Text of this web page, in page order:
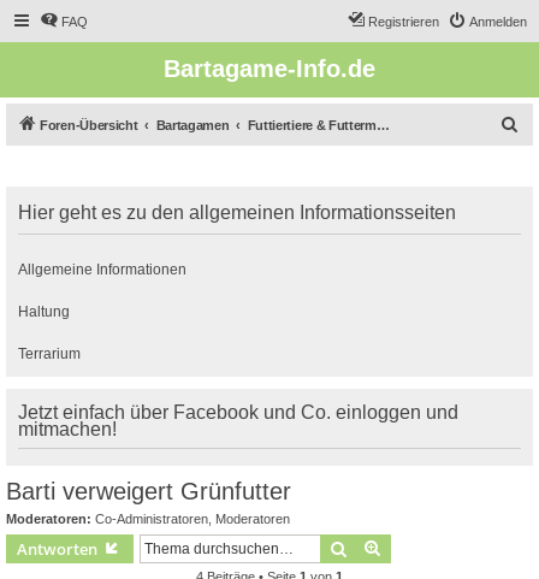
FAQ Anmelden
Registrieren
Bartagame-Info.de
Foren-Übersicht Bartagamen Futtiertiere & Futtermittel - Richtig Füttern
e
Hier geht es zu den allgemeinen Informationsseiten
Allgemeine Informationen
Haltung
Terrarium
Jetzt einfach über Facebook und Co. einloggen und
mitmachen!
Barti verweigert Grünfutter
Moderatoren: Co-Administratoren Moderatoren
Antworten Suche
4 Beiträge • Seite 1 von 1